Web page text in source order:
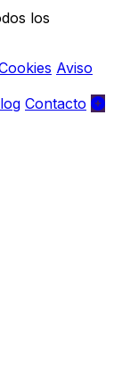
los
Aviso
Contacto